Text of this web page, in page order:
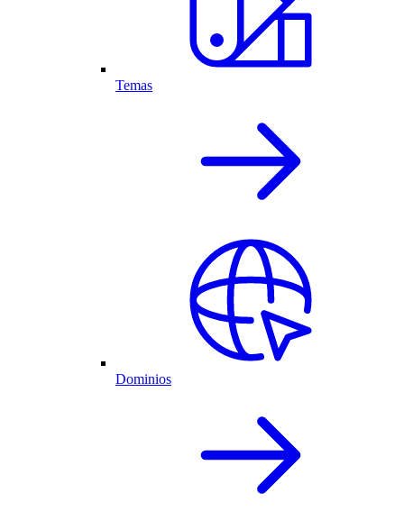
Temas
Dominios